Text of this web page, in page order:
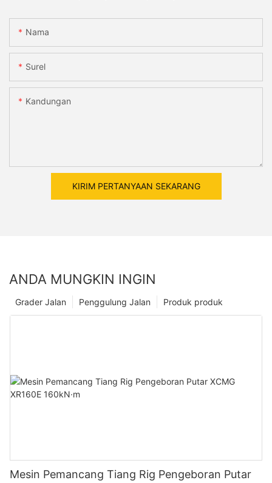
Nama
Surel
Kandungan
KIRIM PERTANYAAN SEKARANG
ANDA MUNGKIN INGIN
Produk produk
Penggulung Jalan
Grader Jalan
Mesin Pemancang Tiang Rig Pengeboran Putar